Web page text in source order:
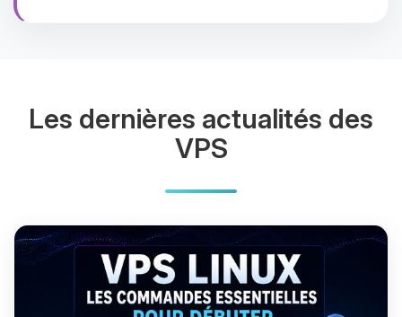
Les dernières actualités des
VPS